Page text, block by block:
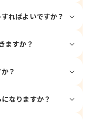
ればよいですか？
ますか？
？
なりますか？